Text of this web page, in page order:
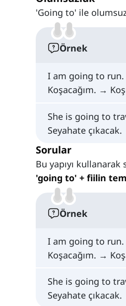
'Going to' ile
Örnek
I am going to
Koşacağım. → Koş
She is going to
Seyahate
Sorular
Bu yapıyı
'going to' + fiilin
Örnek
I am going to
Koşacağım. →
She is going to
Seyahate